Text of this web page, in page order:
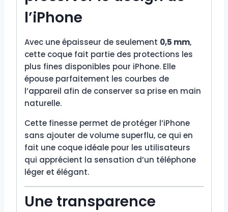
l’iPhone
Avec une épaisseur de seulement 0,5 mm,
cette coque fait partie des protections les
plus fines disponibles pour iPhone. Elle
épouse parfaitement les courbes de
l’appareil afin de conserver sa prise en main
naturelle.
Cette finesse permet de protéger l’iPhone
sans ajouter de volume superflu, ce qui en
fait une coque idéale pour les utilisateurs
qui apprécient la sensation d’un téléphone
léger et élégant.
Une transparence